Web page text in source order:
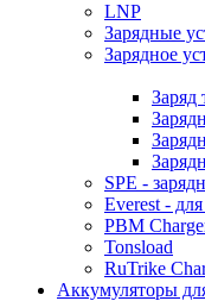
LNP
Зарядные
Зарядное
Заряд
SPE -
Everest -
PBM
Tonsload
RuTrike
Аккумуляторы